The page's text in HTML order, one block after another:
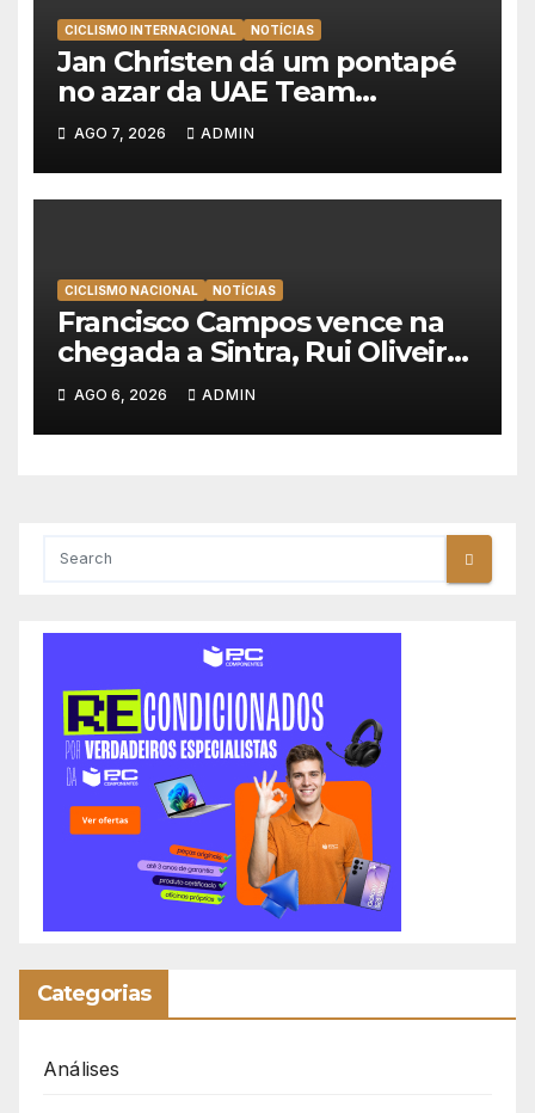
CICLISMO INTERNACIONAL NOTÍCIAS
Jan Christen dá um pontapé
no azar da UAE Team
Emirates e vence na Volta a
Polónia
AGO 7, 2026 ADMIN
CICLISMO NACIONAL NOTÍCIAS
Francisco Campos vence na
chegada a Sintra, Rui Oliveira
veste de amarelo na Volta a
Portugal
AGO 6, 2026 ADMIN
Categorias
Análises